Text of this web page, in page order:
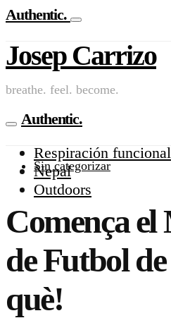
Authentic.
Josep Carrizo
breathe. feel. become.
Authentic.
Respiración funcional
Nepal
Outdoors
Sin categorizar
Comença
de Futbol
què!